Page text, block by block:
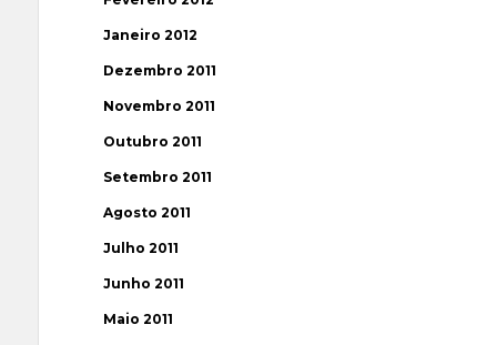
Janeiro 2012
Dezembro 2011
Novembro 2011
Outubro 2011
Setembro 2011
Agosto 2011
Julho 2011
Junho 2011
Maio 2011